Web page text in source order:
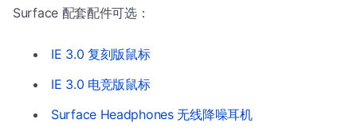
Surface 配套配件可选：
IE 3.0 复刻版鼠标
IE 3.0 电竞版鼠标
Surface Headphones 无线降噪耳机